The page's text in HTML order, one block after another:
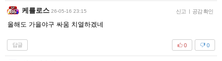
케를로스 26-05-16 23:15 신고 | 공감 확인
올해도 가을야구 싸움 치열하겠네
답글 0
0